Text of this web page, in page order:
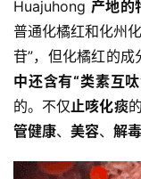
Huajuhong 产地的
普通化橘红和化州
苷”，但化橘红的成
中还含有“类素互
的。不仅止咳化痰
管健康、 美容、 解毒